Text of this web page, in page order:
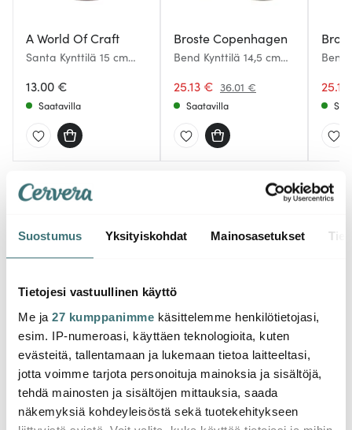
Suostumus Yksityiskohdat Mainosasetukset
Tietojesi vastuullinen käyttö
Me ja 27 kumppanimme käsittelemme henkilötietojasi,
esim. IP-numeroasi, käyttäen teknologioita, kuten
evästeitä, tallentamaan ja lukemaan tietoa laitteeltasi,
jotta voimme tarjota personoituja mainoksia ja sisältöjä,
tehdä mainosten ja sisältöjen mittauksia, saada
näkemyksiä kohdeyleisöstä sekä tuotekehitykseen
A World Of Craft
Santa Kynttilä 15 cm
13.00 €
Saatavilla
Broste Copenhagen
Bend Kynttilä 14,5 cm
25.13 € 36.01 €
Saatavilla
Bend
Solstickan Vargen & Thor